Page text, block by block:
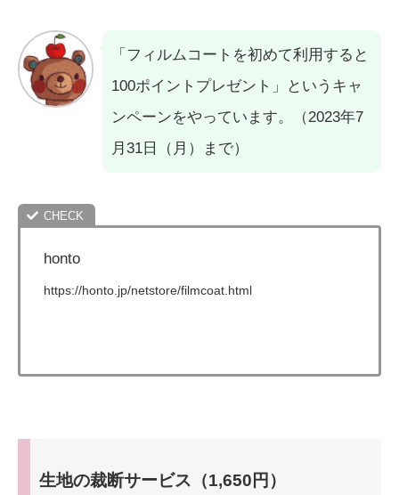
「フィルムコートを初めて利用すると
100ポイントプレゼント」というキャ
ンペーンをやっています。（2023年7
月31日（月）まで）
honto
https://honto.jp/netstore/filmcoat.html
生地の裁断サービス（1,650円）